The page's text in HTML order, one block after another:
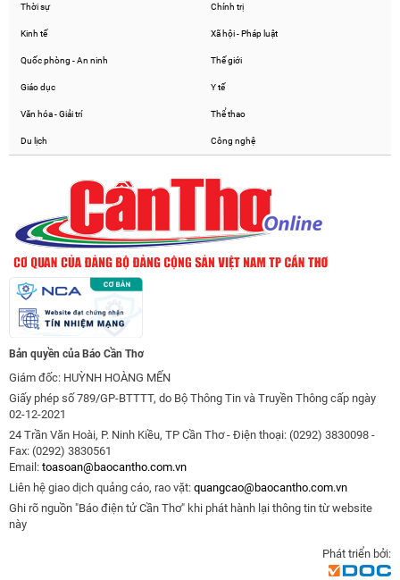
Thời sự Chính trị
Kinh tế Xã hội - Pháp luật
Quốc phòng - An ninh Thế giới
Giáo dục Y tế
Văn hóa - Giải trí Thể thao
Du lịch Công nghệ
Bản quyền của Báo Cần Thơ
Giám đốc: HUỲNH HOÀNG MẾN
Giấy phép số 789/GP-BTTTT, do Bộ Thông Tin và Truyền Thông cấp ngày
02-12-2021
24 Trần Văn Hoài, P. Ninh Kiều, TP Cần Thơ - Điện thoại: (0292) 3830098 -
Fax: (0292) 3830561
Email: toasoan@baocantho.com.vn
Liên hệ giao dịch quảng cáo, rao vặt: quangcao@baocantho.com.vn
Ghi rõ nguồn "Báo điện tử Cần Thơ" khi phát hành lại thông tin từ website
này
Phát triển bởi: